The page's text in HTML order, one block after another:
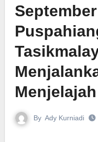
By Ady Kurniadi